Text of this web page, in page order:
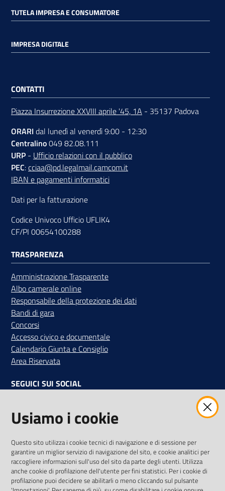
Seguici
su
TUTELA IMPRESA E CONSUMATORE
IMPRESA DIGITALE
CONTATTI
Piazza Insurrezione XXVIII aprile '45, 1A - 35137 Padova
ORARI dal lunedì al venerdì 9:00 - 12:30
Centralino049 82.08.111
URP - Ufficio relazioni con il pubblico
PEC:cciaa@pd.legalmail.camcom.it
IBAN e pagamenti informatici
Dati per la fatturazione
Codice Univoco Ufficio UFLIK4
CF/PI 00654100288
TRASPARENZA
Amministrazione Trasparente
Albo camerale online
Responsabile della protezione dei dati
Bandi di gara
Concorsi
Accesso civico e documentale
Calendario Giunta e Consiglio
Area Riservata
SEGUICI SUI SOCIAL
Ricevi tutti gli aggiornamenti su eventi, nuove opportunità e
adempimenti normativi
Usiamo i cookie
Questo sito utilizza i cookie tecnici di navigazione e di sessione per
garantire un miglior servizio di navigazione del sito, e cookie analitici per
raccogliere informazioni sull'uso del sito da parte degli utenti. Utilizza
anche cookie di profilazione dell'utente per fini statistici. Per i cookie di
profilazione puoi decidere se abilitarli o meno cliccando sul pulsante